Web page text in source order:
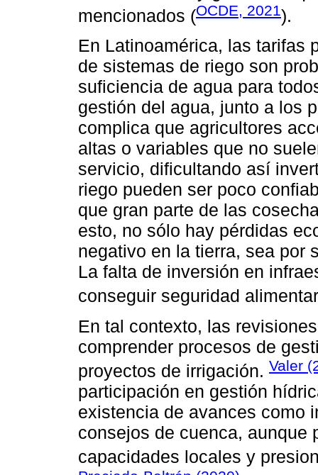
mencionados (OCDE, 2021).
En Latinoamérica, las tarifas
de sistemas de riego son
suficiencia de agua para
gestión del agua, junto a los
complica que agricultores
altas o variables que no
servicio, dificultando así
riego pueden ser poco
que gran parte de las
esto, no sólo hay pérdidas
negativo en la tierra, sea por
La falta de inversión en
conseguir seguridad
En tal contexto, las
comprender procesos de
proyectos de irrigación. Valer
participación en gestión
existencia de avances como
consejos de cuenca, aunque
capacidades locales y